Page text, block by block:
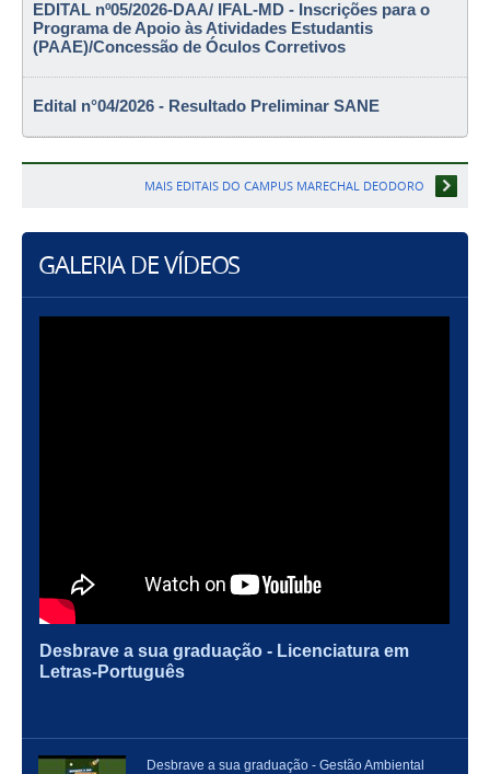
EDITAL nº05/2026-DAA/ IFAL-MD - Inscrições para o
Programa de Apoio às Atividades Estudantis
(PAAE)/Concessão de Óculos Corretivos
Edital n°04/2026 - Resultado Preliminar SANE
MAIS EDITAIS DO CAMPUS MARECHAL DEODORO
GALERIA DE VÍDEOS
Desbrave a sua graduação - Licenciatura em
Letras-Português
Desbrave a sua graduação - Gestão Ambiental